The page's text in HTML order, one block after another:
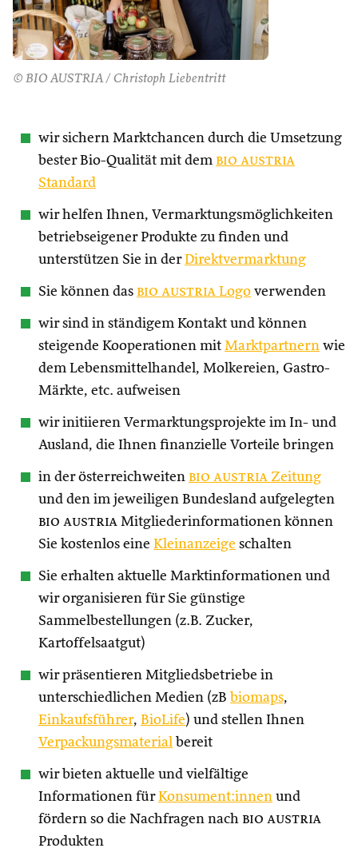
© BIO AUSTRIA / Christoph Liebentritt
wir sichern Marktchancen durch die Umsetzung
bester Bio-Qualität mit dem bio austria
Standard
wir helfen Ihnen, Vermarktungsmöglichkeiten
betriebseigener Produkte zu finden und
unterstützen Sie in derDirektvermarktung
Sie können das bio austria Logo verwenden
wir sind in ständigem Kontakt und können
steigende Kooperationen mit Marktpartnern wie
dem Lebensmittelhandel, Molkereien, Gastro-
Märkte, etc. aufweisen
wir initiieren Vermarktungsprojekte im In- und
Ausland, die Ihnen finanzielle Vorteile bringen
in der österreichweiten bio austria Zeitung
und den im jeweiligen Bundesland aufgelegten
bio austria Mitgliederinformationen können
Sie kostenlos eine Kleinanzeige schalten
Sie erhalten aktuelle Marktinformationen und
wir organisieren für Sie günstige
Sammelbestellungen (z.B. Zucker,
Kartoffelsaatgut)
wir präsentieren Mitgliedsbetriebe in
unterschiedlichen Medien (zB biomaps,
Einkaufsführer, BioLife) und stellen Ihnen
Verpackungsmaterial bereit
wir bieten aktuelle und vielfältige
Informationen fürKonsument:innen und
fördern so die Nachfragen nach bio austria
Produkten